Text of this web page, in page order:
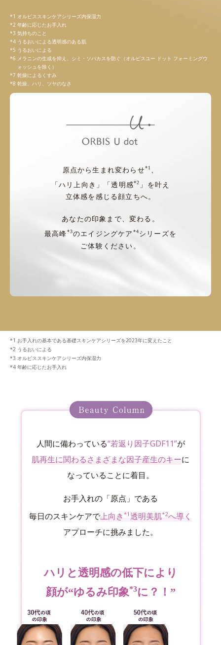
オルビススキンケアシリーズ内保湿力
年齢に応じたお手入れ
気持ちのこと
うるおいによる透明感のある肌
うるおいによる
メラニンの生成を抑え、シミ・ソバカスを防ぐ（オルビスユー ドット フォーミングウ
ォッシュを除く）
乾燥によるくすみ
乾燥、ハリ、ツヤのなさ
原点から生まれ変わらせ*1
「ハリ上向き」「透明感*2 」を叶え
立体感を感じる顔立ちへ。
あなたの印象まで、変わる。
最高峰*3のエイジングケア *4シリーズを
ご体験ください。
お手入れの基本である基礎スキンケアシリーズを2023年に変えたこと
うるおいによる
オルビススキンケアシリーズ内保湿力
年齢に応じたお手入れ
人間に備わっている“若返り因子GDF11”が
肌再生に関わるさまざまな因子産生のキーに
なっていることに着目。
お手入れの「原点」である
毎日のスキンケアで上向き *1 透明美肌*2へ導く
アプローチに挑みました。
ハリと透明感の低下により
顔が“ゆるみ印象*3に？！”